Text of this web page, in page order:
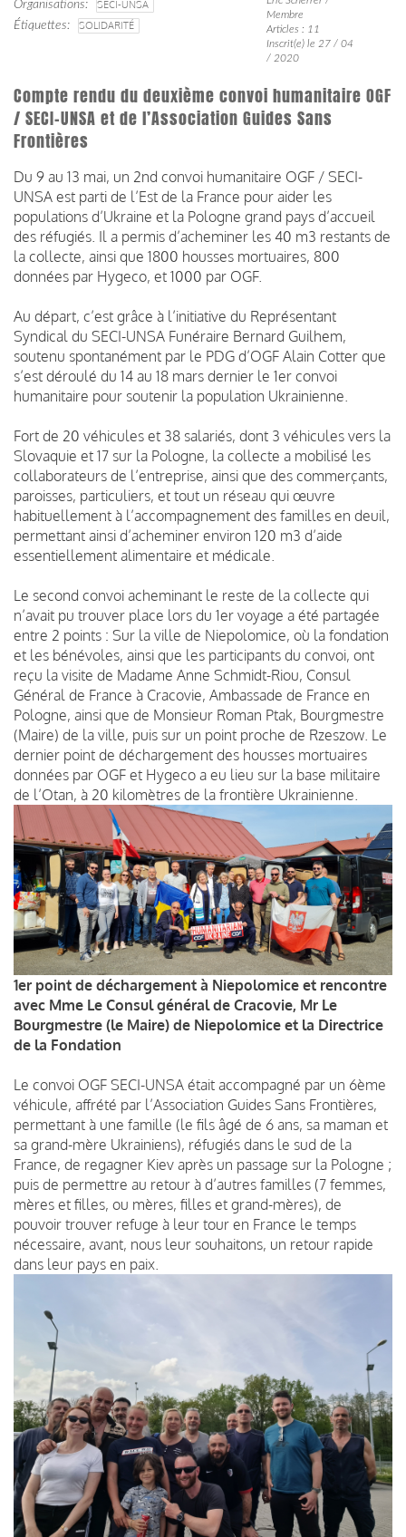
Organisations
SECI-UNSA
Étiquettes
SOLIDARITÉ
Membre
Articles : 11
Inscrit(e) le 27 / 04
/ 2020
Compte rendu du deuxième convoi humanitaire OGF
/ SECI-UNSA et de l’Association Guides Sans
Frontières
Du 9 au 13 mai, un 2nd convoi humanitaire OGF / SECI-
UNSA est parti de l’Est de la France pour aider les
populations d’Ukraine et la Pologne grand pays d’accueil
des réfugiés. Il a permis d’acheminer les 40 m3 restants de
la collecte, ainsi que 1800 housses mortuaires, 800
données par Hygeco, et 1000 par OGF.
Au départ, c’est grâce à l’initiative du Représentant
Syndical du SECI-UNSA Funéraire Bernard Guilhem,
soutenu spontanément par le PDG d’OGF Alain Cotter que
s’est déroulé du 14 au 18 mars dernier le 1er convoi
humanitaire pour soutenir la population Ukrainienne.
Fort de 20 véhicules et 38 salariés, dont 3 véhicules vers la
Slovaquie et 17 sur la Pologne, la collecte a mobilisé les
collaborateurs de l’entreprise, ainsi que des commerçants,
paroisses, particuliers, et tout un réseau qui œuvre
habituellement à l’accompagnement des familles en deuil,
permettant ainsi d’acheminer environ 120 m3 d’aide
essentiellement alimentaire et médicale.
Le second convoi acheminant le reste de la collecte qui
n’avait pu trouver place lors du 1er voyage a été partagée
entre 2 points : Sur la ville de Niepolomice, où la fondation
et les bénévoles, ainsi que les participants du convoi, ont
reçu la visite de Madame Anne Schmidt-Riou, Consul
Général de France à Cracovie, Ambassade de France en
Pologne, ainsi que de Monsieur Roman Ptak, Bourgmestre
(Maire) de la ville, puis sur un point proche de Rzeszow. Le
dernier point de déchargement des housses mortuaires
données par OGF et Hygeco a eu lieu sur la base militaire
de l’Otan, à 20 kilomètres de la frontière Ukrainienne.
1er point de déchargement à Niepolomice et rencontre
avec Mme Le Consul général de Cracovie, Mr Le
Bourgmestre (le Maire) de Niepolomice et la Directrice
de la Fondation
Le convoi OGF SECI-UNSA était accompagné par un 6ème
véhicule, affrété par l’Association Guides Sans Frontières,
permettant à une famille (le fils âgé de 6 ans, sa maman et
sa grand-mère Ukrainiens), réfugiés dans le sud de la
France, de regagner Kiev après un passage sur la Pologne ;
puis de permettre au retour à d’autres familles (7 femmes,
mères et filles, ou mères, filles et grand-mères), de
pouvoir trouver refuge à leur tour en France le temps
nécessaire, avant, nous leur souhaitons, un retour rapide
dans leur pays en paix.